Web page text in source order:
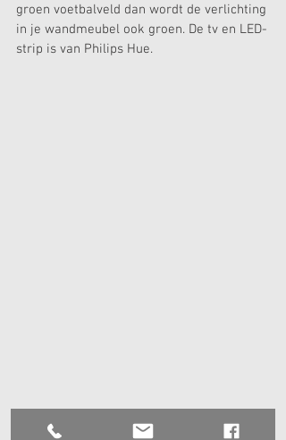
groen voetbalveld dan wordt de verlichting
in je wandmeubel ook groen. De tv en LED-
strip is van Philips Hue.